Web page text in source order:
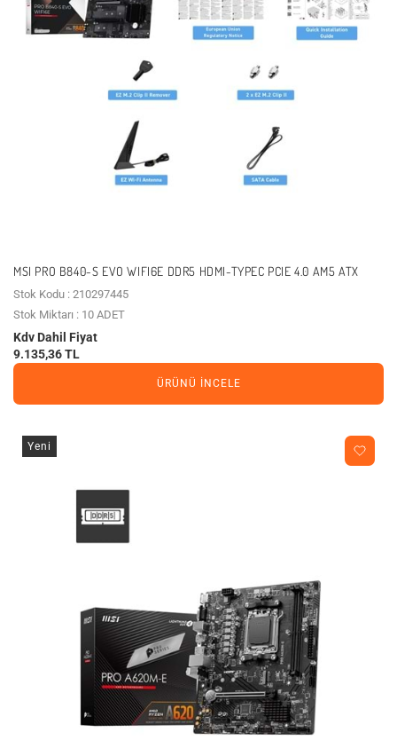
MSI PRO B840-S EVO WIFI6E DDR5 HDMI-TYPEC PCIE 4.0 AM5 ATX
Stok Kodu : 210297445
Stok Miktarı : 10 ADET
Kdv Dahil Fiyat
9.135,36 TL
ÜRÜNÜ İNCELE
Yeni